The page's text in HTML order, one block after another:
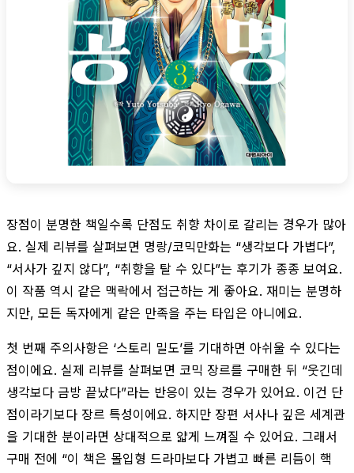
장점이 분명한 책일수록 단점도 취향 차이로 갈리는 경우가 많아
요. 실제 리뷰를 살펴보면 명랑/코믹만화는 “생각보다 가볍다”,
“서사가 깊지 않다”, “취향을 탈 수 있다”는 후기가 종종 보여요.
이 작품 역시 같은 맥락에서 접근하는 게 좋아요. 재미는 분명하
지만, 모든 독자에게 같은 만족을 주는 타입은 아니에요.
첫 번째 주의사항은 ‘스토리 밀도’를 기대하면 아쉬울 수 있다는
점이에요. 실제 리뷰를 살펴보면 코믹 장르를 구매한 뒤 “웃긴데
생각보다 금방 끝났다”라는 반응이 있는 경우가 있어요. 이건 단
점이라기보다 장르 특성이에요. 하지만 장편 서사나 깊은 세계관
을 기대한 분이라면 상대적으로 얇게 느껴질 수 있어요. 그래서
구매 전에 “이 책은 몰입형 드라마보다 가볍고 빠른 리듬이 핵